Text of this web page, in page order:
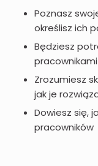
Poznasz
określisz ich
Będziesz
pracownikami
Zrozumiesz
jak je
Dowiesz się,
pracowników